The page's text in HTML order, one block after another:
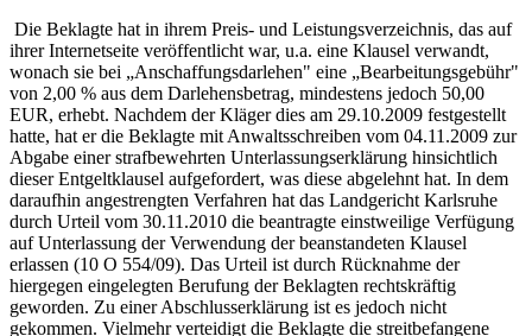
Die Beklagte hat in ihrem Preis- und Leistungsverzeichnis, das auf
ihrer Internetseite veröffentlicht war, u.a. eine Klausel verwandt,
wonach sie bei „Anschaffungsdarlehen" eine „Bearbeitungsgebühr"
von 2,00 % aus dem Darlehensbetrag, mindestens jedoch 50,00
EUR, erhebt. Nachdem der Kläger dies am 29.10.2009 festgestellt
hatte, hat er die Beklagte mit Anwaltsschreiben vom 04.11.2009 zur
Abgabe einer strafbewehrten Unterlassungserklärung hinsichtlich
dieser Entgeltklausel aufgefordert, was diese abgelehnt hat. In dem
daraufhin angestrengten Verfahren hat das Landgericht Karlsruhe
durch Urteil vom 30.11.2010 die beantragte einstweilige Verfügung
auf Unterlassung der Verwendung der beanstandeten Klausel
erlassen (10 O 554/09). Das Urteil ist durch Rücknahme der
hiergegen eingelegten Berufung der Beklagten rechtskräftig
geworden. Zu einer Abschlusserklärung ist es jedoch nicht
gekommen. Vielmehr verteidigt die Beklagte die streitbefangene